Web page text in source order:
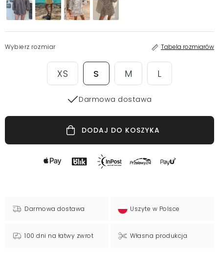
Wybierz rozmiar Tabela rozmiarów
XS S M L
Darmowa dostawa
DODAJ DO KOSZYKA
Darmowa dostawa Uszyte w Polsce
100 dni na łatwy zwrot Własna produkcja